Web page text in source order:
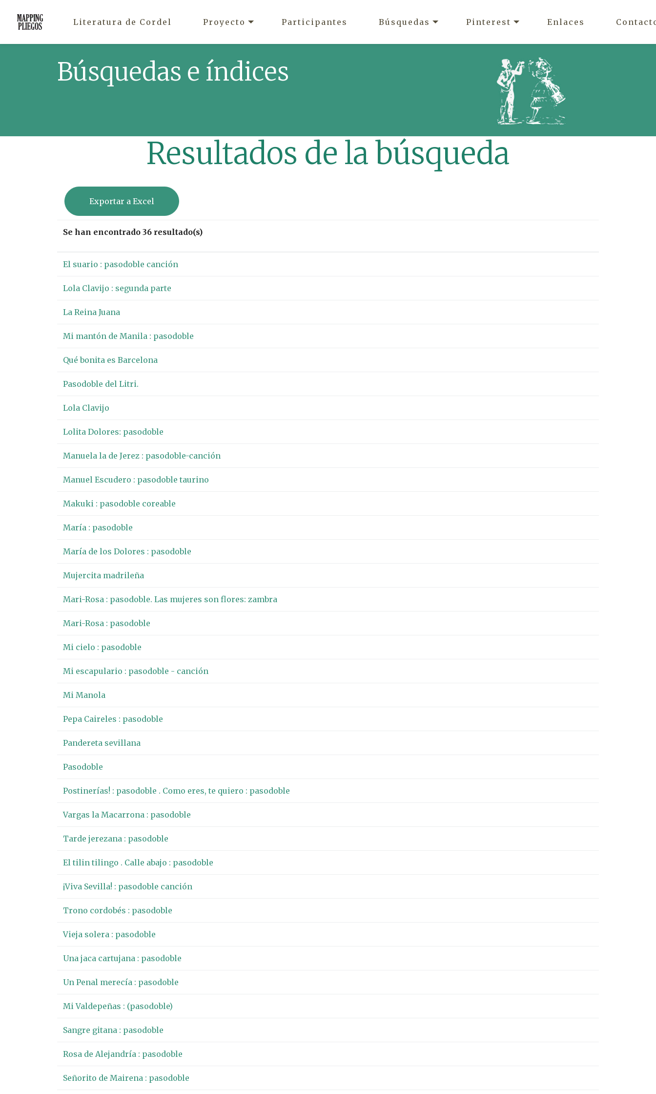
Literatura de Cordel Proyecto Participantes Búsquedas Pinterest Enlaces
Búsquedas e índices
Resultados de la búsqueda
Exportar a Excel
Se han encontrado 36 resultado(s)
El suario : pasodoble canción
Lola Clavijo : segunda parte
La Reina Juana
Mi mantón de Manila : pasodoble
Qué bonita es Barcelona
Pasodoble del Litri.
Lola Clavijo
Lolita Dolores: pasodoble
Manuela la de Jerez : pasodoble-canción
Manuel Escudero : pasodoble taurino
Makuki : pasodoble coreable
María : pasodoble
María de los Dolores : pasodoble
Mujercita madrileña
Mari-Rosa : pasodoble. Las mujeres son flores: zambra
Mari-Rosa : pasodoble
Mi cielo : pasodoble
Mi escapulario : pasodoble - canción
Mi Manola
Pepa Caireles : pasodoble
Pandereta sevillana
Pasodoble
Postinerías! : pasodoble . Como eres, te quiero : pasodoble
Vargas la Macarrona : pasodoble
Tarde jerezana : pasodoble
El tilin tilingo . Calle abajo : pasodoble
¡Viva Sevilla! : pasodoble canción
Trono cordobés : pasodoble
Vieja solera : pasodoble
Una jaca cartujana : pasodoble
Un Penal merecía : pasodoble
Mi Valdepeñas : (pasodoble)
Sangre gitana : pasodoble
Rosa de Alejandría : pasodoble
Señorito de Mairena : pasodoble